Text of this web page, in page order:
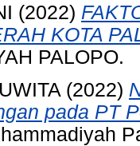
(2022)
KOTA
PALOPO.
(2022)
pada PT